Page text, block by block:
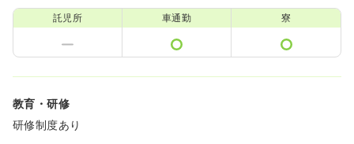
託児所 車通勤 寮
教育・研修
研修制度あり